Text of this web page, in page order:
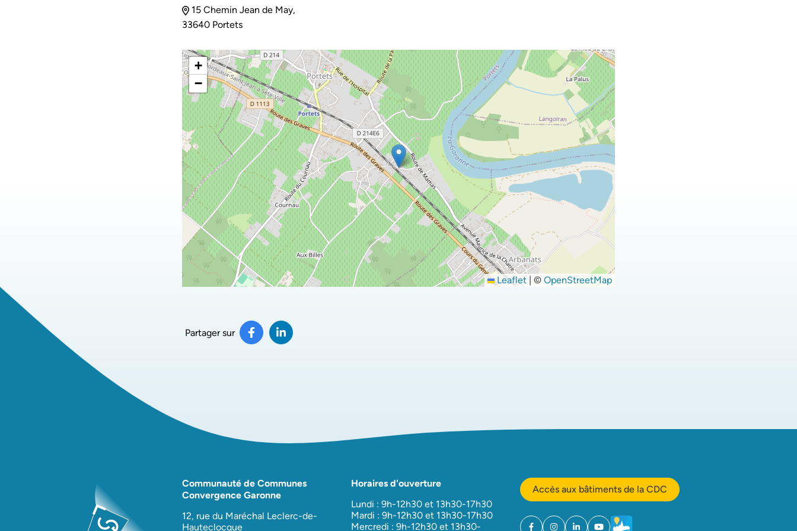
15 Chemin Jean de May,
33640 Portets
+
−
Leaflet | © OpenStreetMap
Partager sur Partager sur Facebook
(ouverture dans un nouvel onglet)
Partager sur LinkedIn
(ouverture dans un nouvel onglet)
Communauté de Communes
Convergence Garonne
12, rue du Maréchal Leclerc-de-
Hauteclocque
Horaires d'ouverture
Lundi : 9h-12h30 et 13h30-17h30
Mardi : 9h-12h30 et 13h30-17h30
Mercredi : 9h-12h30 et 13h30-
Accès aux bâtiments de la CDC